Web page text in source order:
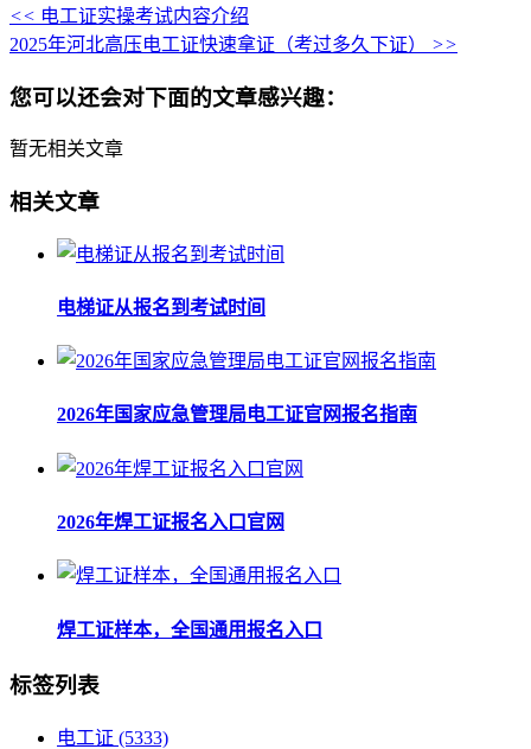
<< 电工证实操考试内容介绍
2025年河北高压电工证快速拿证（考过多久下证） >>
您可以还会对下面的文章感兴趣：
暂无相关文章
相关文章
电梯证从报名到考试时间
2026年国家应急管理局电工证官网报名指南
2026年焊工证报名入口官网
焊工证样本，全国通用报名入口
标签列表
电工证 (5333)